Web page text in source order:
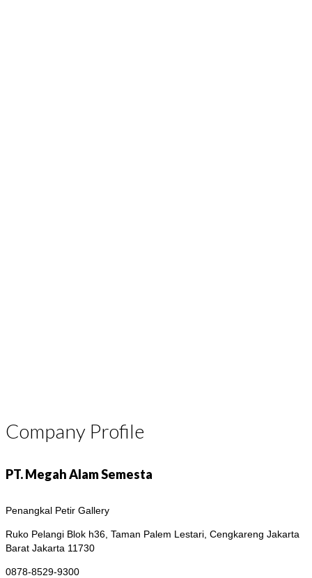
Company Profile
PT. Megah Alam Semesta
Penangkal Petir Gallery
Ruko Pelangi Blok h36, Taman Palem Lestari, Cengkareng Jakarta
Barat Jakarta 11730
0878-8529-9300